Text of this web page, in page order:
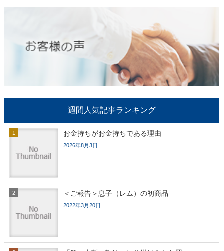
週間人気記事ランキング
お金持ちがお金持ちである理由
2026年8月3日
＜ご報告＞息子（レム）の初商品
2022年3月20日